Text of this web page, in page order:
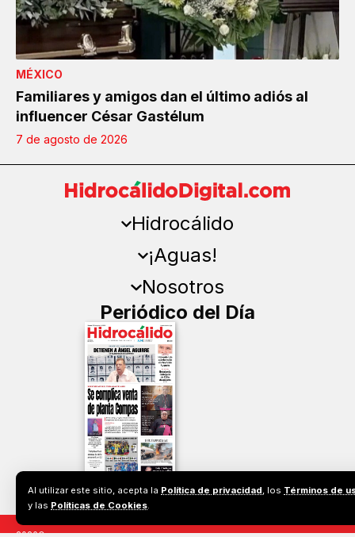
Al utilizar este sitio, acepta la Política de privacidad, los Términos de
y las Políticas de Cookies.
MÉXICO
Familiares y amigos dan el último adiós al
influencer César Gastélum
7 de agosto de 2026
Hidrocálido
¡Aguas!
Nosotros
Periódico del Día
2026©